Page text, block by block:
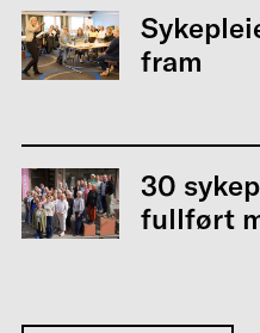
fram
30
fullført